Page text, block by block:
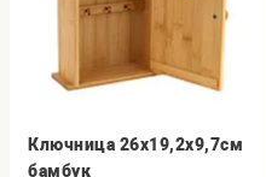
Ключница 26х19,2х9,7см
бамбук